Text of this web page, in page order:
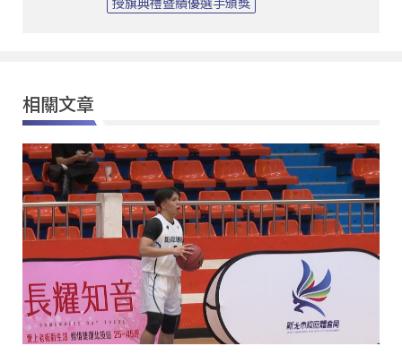
授旗典禮暨績優選手頒獎
相關文章